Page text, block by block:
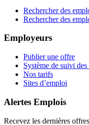
Rechercher des
Rechercher des
Employeurs
Publier une offre
Système de suivi
Nos tarifs
Sites d’emploi
Alertes Emplois
Recevez les dernières